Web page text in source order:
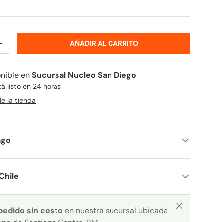
AÑADIR AL CARRITO
enSucursal Nucleo San Diego
listo en 24 horas
la tienda
sin costoen nuestra sucursal ubicada
Cerrar